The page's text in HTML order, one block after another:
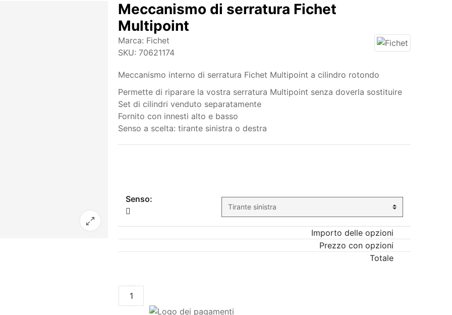
Meccanismo di serratura Fichet
Multipoint
Marca: Fichet
SKU: 70621174
Meccanismo interno di serratura Fichet Multipoint a cilindro rotondo
Permette di riparare la vostra serratura Multipoint senza doverla sostituire
Set di cilindri venduto separatamente
Fornito con innesti alto e basso
Senso a scelta: tirante sinistra o destra
Senso:
Importo delle opzioni
Prezzo con opzioni
Totale